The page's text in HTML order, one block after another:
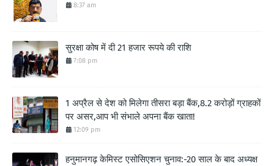
8:37 am
सुरक्षा कोष में दी 21 हजार रूपये की राशि
7:08 pm
1 अप्रैल से देश को मिलेगा तीसरा बड़ा बैंक,8.2 करोड़ों ग्राहकों
पर असर,आप भी संभाले अपना बैंक खाता!
12:09 pm
हनुमानगढ़ केमिस्ट एसोसिएशन चुनाव:-20 साल के बाद अध्यक्ष